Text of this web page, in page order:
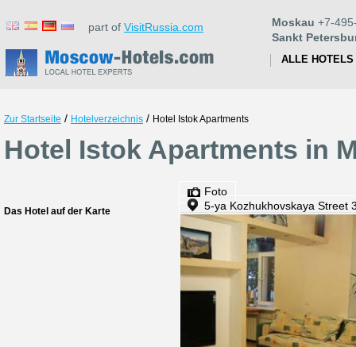
part of VisitRussia.com Moskau +7-
Sankt
ALLE HOTELS
Zur Startseite / Hotelverzeichnis / Hotel Istok Apartments
Hotel Istok Apartments in
Das Hotel auf der Karte
Foto
5-ya Kozhukhovskaya Street